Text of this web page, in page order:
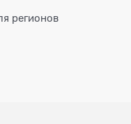
регионов